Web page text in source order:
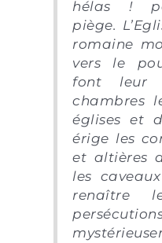
hélas !
piège.
romaine
vers le
font leur
chambres
églises et
érige les
et altières
les
renaître